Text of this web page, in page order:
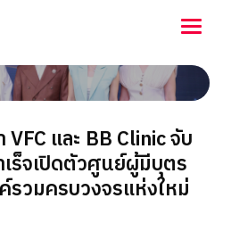
และ BB Clinic จับ
ร็จเปิดตัวศูนย์ผู้มีบุตร
รวมครบวงจรแห่งใหม่